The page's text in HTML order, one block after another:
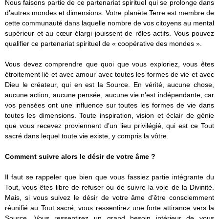
Nous faisons partie de ce partenariat spirituel qui se prolonge dans
d’autres mondes et dimensions. Votre planète Terre est membre de
cette communauté dans laquelle nombre de vos citoyens au mental
supérieur et au cœur élargi jouissent de rôles actifs. Vous pouvez
qualifier ce partenariat spirituel de « coopérative des mondes ».
Vous devez comprendre que quoi que vous exploriez, vous êtes
étroitement lié et avec amour avec toutes les formes de vie et avec
Dieu le créateur, qui en est la Source. En vérité, aucune chose,
aucune action, aucune pensée, aucune vie n’est indépendante, car
vos pensées ont une influence sur toutes les formes de vie dans
toutes les dimensions. Toute inspiration, vision et éclair de génie
que vous recevez proviennent d’un lieu privilégié, qui est ce Tout
sacré dans lequel toute vie existe, y compris la vôtre.
Comment suivre alors le désir de votre âme ?
Il faut se rappeler que bien que vous fassiez partie intégrante du
Tout, vous êtes libre de refuser ou de suivre la voie de la Divinité.
Mais, si vous suivez le désir de votre âme d’être consciemment
réunifié au Tout sacré, vous ressentirez une forte attirance vers la